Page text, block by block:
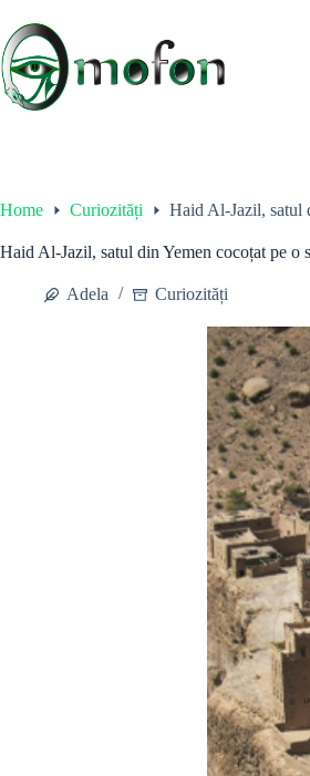
content
Home Curiozități Haid Al-Jazil, satul
Haid Al-Jazil, satul din Yemen cocoțat pe o
Adela Curiozități